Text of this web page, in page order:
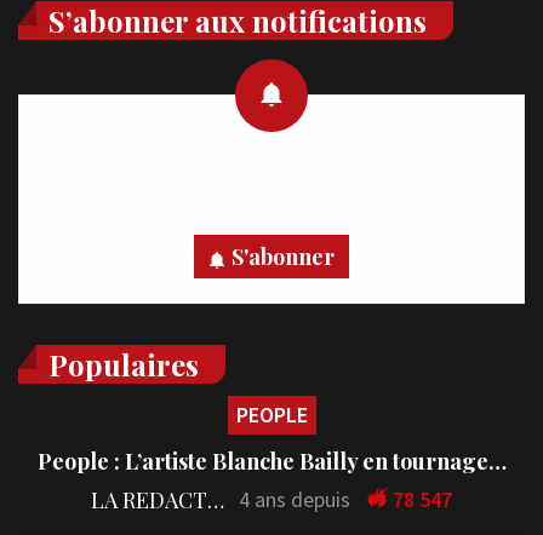
S’abonner aux notifications
S'abonner
Populaires
PEOPLE
People : L’artiste Blanche Bailly en tournage…
LA REDACTION 4 ans depuis 78 547